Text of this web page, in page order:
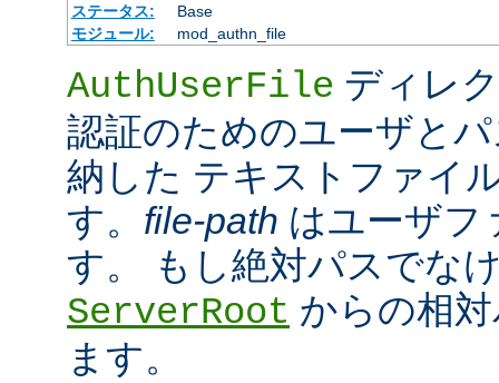
ステータス:
Base
モジュール:
mod_authn_file
AuthUserFile ディレ
認証のためのユーザと
納した テキストファイ
す。 file-path はユーザフ
す。 もし絶対パスでな
ServerRoot からの相
ます。